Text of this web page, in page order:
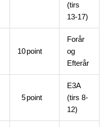
(tirs
13-17)
10point
Forår
og
Efterår
5point
E3A
(tirs 8-
12)